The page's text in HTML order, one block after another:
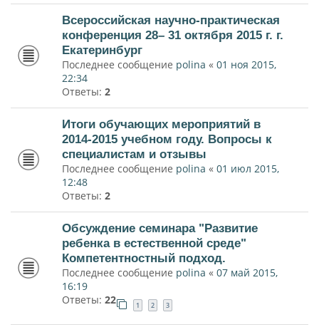
Всероссийская научно-практическая
конференция 28– 31 октября 2015 г. г.
Екатеринбург
Последнее сообщение polina « 01 ноя 2015,
22:34
Ответы: 2
Итоги обучающих мероприятий в
2014-2015 учебном году. Вопросы к
специалистам и отзывы
Последнее сообщение polina « 01 июл 2015,
12:48
Ответы: 2
Обсуждение семинара "Развитие
ребенка в естественной среде"
Компетентностный подход.
Последнее сообщение polina « 07 май 2015,
16:19
Ответы: 22 1 2 3